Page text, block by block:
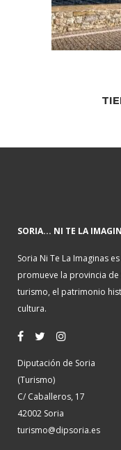
SORIA... NI TE LA
Soria Ni Te La Imaginas
promueve la provincia de
turismo, el patrimonio
cultura.
Diputación de Soria
(Turismo)
C/ Caballeros, 17
42002 Soria
turismo@dipsoria.es